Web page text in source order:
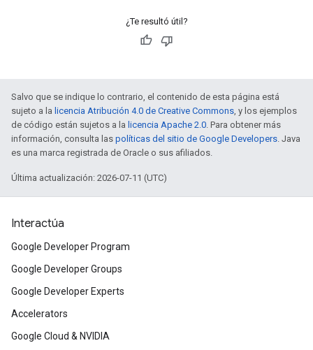
¿Te resultó útil?
Salvo que se indique lo contrario, el contenido de esta página está
sujeto a la licencia Atribución 4.0 de Creative Commons, y los ejemplos
de código están sujetos a la licencia Apache 2.0. Para obtener más
información, consulta las políticas del sitio de Google Developers. Java
es una marca registrada de Oracle o sus afiliados.
Última actualización: 2026-07-11 (UTC)
Interactúa
Google Developer Program
Google Developer Groups
Google Developer Experts
Accelerators
Google Cloud & NVIDIA